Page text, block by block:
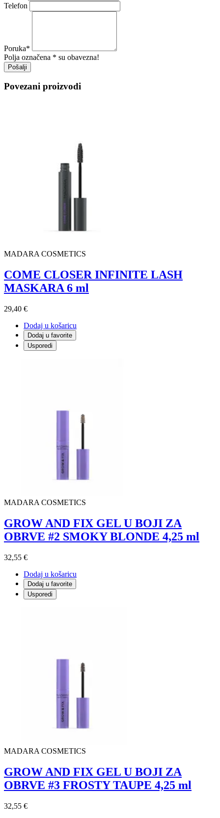
Telefon
Poruka*
Polja označena * su obavezna!
Pošalji
Povezani proizvodi
MADARA COSMETICS
COME CLOSER INFINITE LASH
MASKARA 6 ml
29,40 €
Dodaj u košaricu
Dodaj u favorite
Usporedi
MADARA COSMETICS
GROW AND FIX GEL U BOJI ZA
OBRVE #2 SMOKY BLONDE 4,25 ml
32,55 €
Dodaj u košaricu
Dodaj u favorite
Usporedi
MADARA COSMETICS
GROW AND FIX GEL U BOJI ZA
OBRVE #3 FROSTY TAUPE 4,25 ml
32,55 €